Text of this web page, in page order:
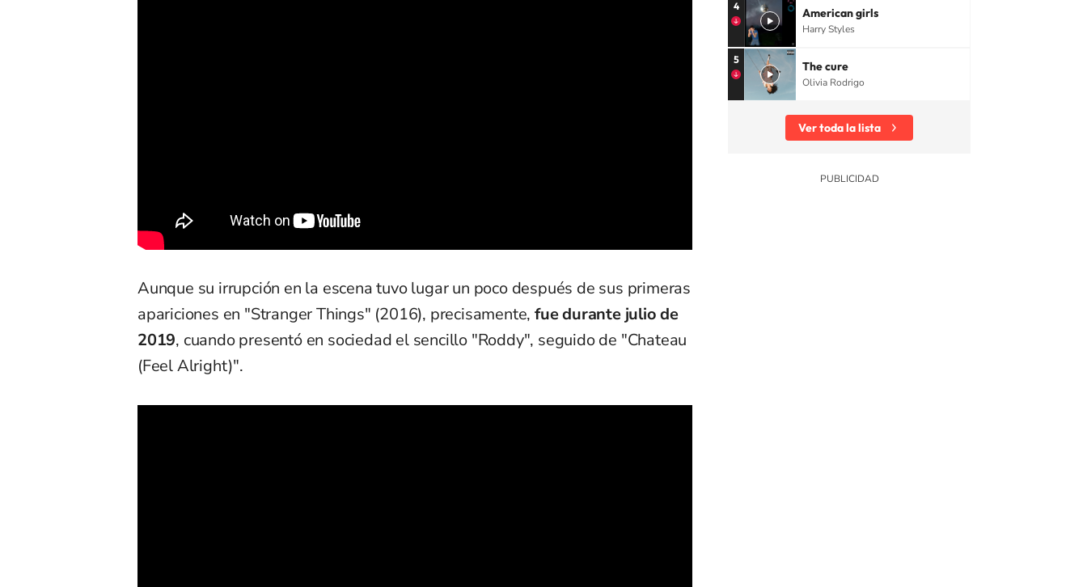
Aunque su irrupción en la escena tuvo lugar un poco después de sus primeras
apariciones en "Stranger Things" (2016), precisamente, fue durante julio de
2019, cuando presentó en sociedad el sencillo "Roddy", seguido de "Chateau
(Feel Alright)".
4 American girls
Harry Styles
5 The cure
Olivia Rodrigo
Ver toda la lista